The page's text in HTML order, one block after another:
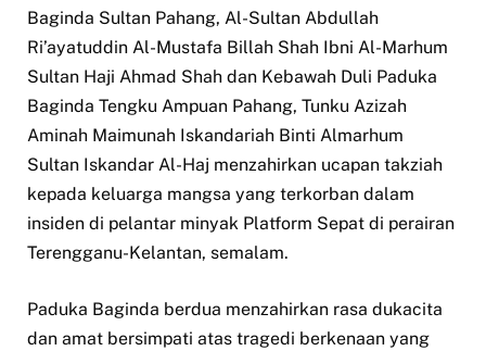
Baginda Sultan Pahang, Al-Sultan Abdullah
Ri’ayatuddin Al-Mustafa Billah Shah Ibni Al-Marhum
Sultan Haji Ahmad Shah dan Kebawah Duli Paduka
Baginda Tengku Ampuan Pahang, Tunku Azizah
Aminah Maimunah Iskandariah Binti Almarhum
Sultan Iskandar Al-Haj menzahirkan ucapan takziah
kepada keluarga mangsa yang terkorban dalam
insiden di pelantar minyak Platform Sepat di perairan
Terengganu-Kelantan, semalam.
Paduka Baginda berdua menzahirkan rasa dukacita
dan amat bersimpati atas tragedi berkenaan yang